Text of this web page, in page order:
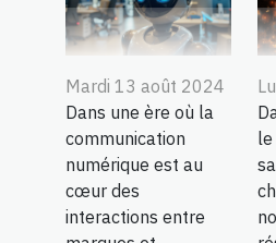
Mardi 13 août 2024
Dans une ère où la
communication
numérique est au
cœur des
interactions entre
le